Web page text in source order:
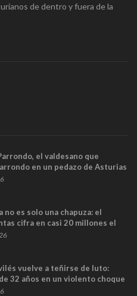
de dentro y fuera de la
el valdesano que
en un pedazo de Asturias
no es solo una chapuza: el
cifra en casi 20 millones el
trenes que no cabían por los
vuelve a teñirse de luto:
32 años en un violento choque